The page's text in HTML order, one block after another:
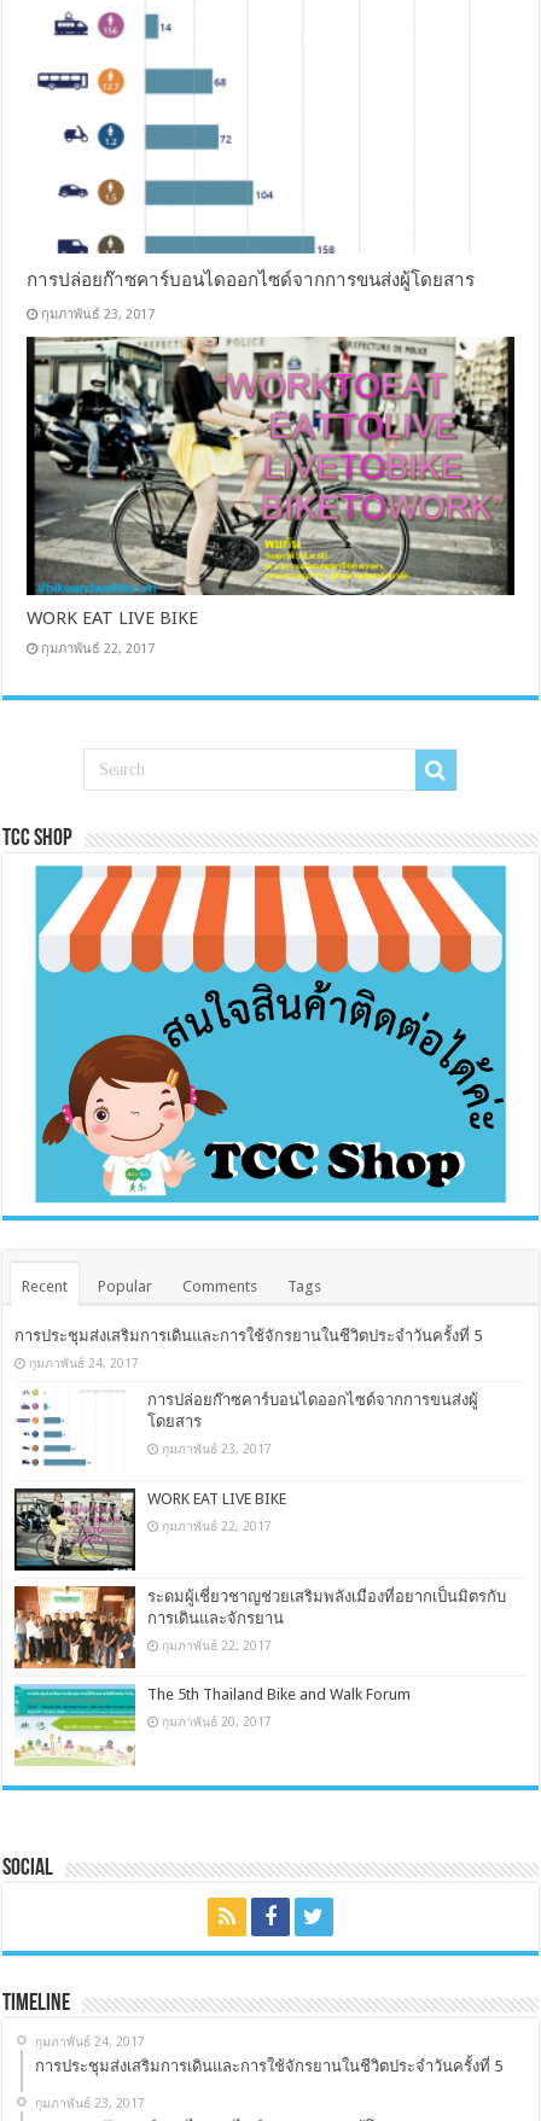
การปล่อยก๊าซคาร์บอนไดออกไซด์จากการขนส่งผู้โดยสาร
กุมภาพันธ์ 23, 2017
WORK EAT LIVE BIKE
กุมภาพันธ์ 22, 2017
Tcc Shop
Recent Popular Comments Tags
การประชุมส่งเสริมการเดินและการใช้จักรยานในชีวิตประจำวันครั้งที่ 5
กุมภาพันธ์ 24, 2017
การปล่อยก๊าซคาร์บอนไดออกไซด์จากการขนส่งผู้
โดยสาร
กุมภาพันธ์ 23, 2017
WORK EAT LIVE BIKE
กุมภาพันธ์ 22, 2017
ระดมผู้เชี่ยวชาญช่วยเสริมพลังเมืองที่อยากเป็นมิตรกับ
การเดินและจักรยาน
กุมภาพันธ์ 22, 2017
The 5th Thailand Bike and Walk Forum
กุมภาพันธ์ 20, 2017
Social
Timeline
กุมภาพันธ์ 24, 2017
การประชุมส่งเสริมการเดินและการใช้จักรยานในชีวิตประจำวันครั้งที่ 5
กุมภาพันธ์ 23, 2017